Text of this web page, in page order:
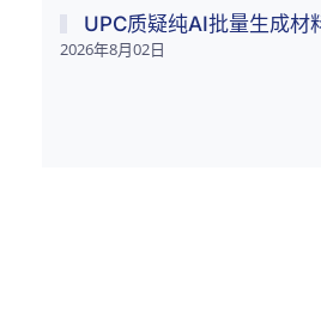
UPC质疑纯AI批量生成材
2026年8月02日